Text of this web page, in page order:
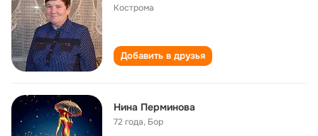
Кострома
Добавить в друзья
Нина Перминова
72 года, Бор